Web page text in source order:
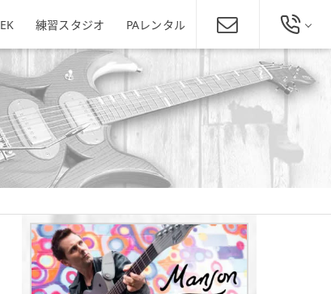
新潟駅南店
新潟県新潟市中央区神道寺1-4-4
025-242-3900
ミュージックスクール新潟
東区役所店
番1号
あぽろん各店舗へ
練習スタジオ PAレンタル
総合お問い合わせ
025-229-4134
営業時間 11:00～19:00
ほぼ年中無休